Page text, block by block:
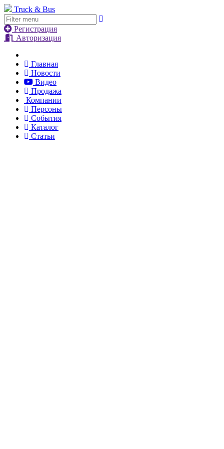
Truck & Bus
Регистрация
Авторизация
Главная
Новости
Видео
Продажа
Компании
Персоны
События
Каталог
Статьи